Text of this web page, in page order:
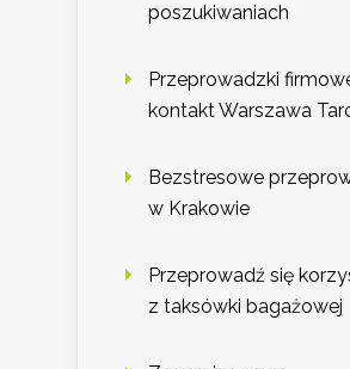
poszukiwaniach
Przeprowadzki
kontakt Warszawa
Bezstresowe
w Krakowie
Przeprowadź się
z taksówki bagażowej